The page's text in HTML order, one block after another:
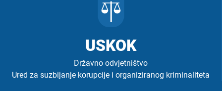
USKOK
Državno odvjetništvo
Ured za suzbijanje korupcije i organiziranog kriminaliteta